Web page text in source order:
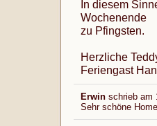
In diesem
Wochenende
zu Pfingsten.
Herzliche
Feriengast
Erwin schrieb am
Sehr schöne